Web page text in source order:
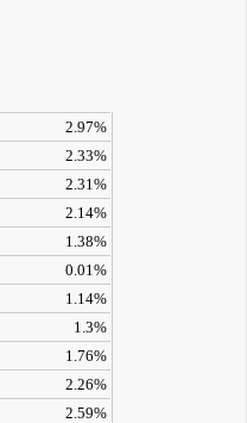
2.97%
2.33%
2.31%
2.14%
1.38%
0.01%
1.14%
1.3%
1.76%
2.26%
2.59%